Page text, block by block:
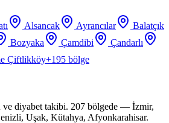
Alsancak Ayrancılar
Balatçık
Bozyaka Çamdibi
Çandarlı
Çiftlikköy+195 bölge
ve diyabet takibi. 207 bölgede — İzmir,
Uşak, Kütahya, Afyonkarahisar.